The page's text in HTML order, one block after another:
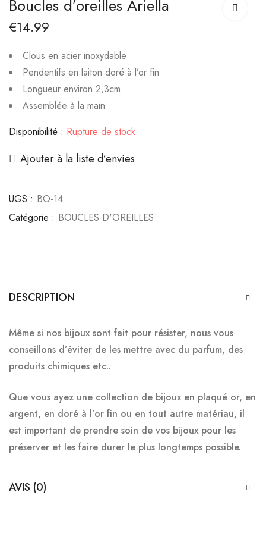
Azur Éclat de Giverny
Boucles d’oreilles Ariella
€14.99
Clous en acier inoxydable
Pendentifs en laiton doré à l’or fin
Longueur environ 2,3cm
Assemblée à la main
Disponibilité : Rupture de stock
Ajouter à la liste d’envies
UGS : BO-14
Catégorie : BOUCLES D'OREILLES
DESCRIPTION
Même si nos bijoux sont fait pour résister, nous vous
conseillons d’éviter de les mettre avec du parfum, des
produits chimiques etc..
Que vous ayez une collection de bijoux en plaqué or, en
argent, en doré à l’or fin ou en tout autre matériau, il
est important de prendre soin de vos bijoux pour les
préserver et les faire durer le plus longtemps possible.
AVIS (0)